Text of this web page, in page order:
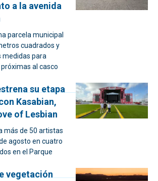
a la avenida
parcela municipal
cuadrados y
para
al casco
su etapa
Kasabian,
of Lesbian
más de 50 artistas
agosto en cuatro
en el Parque
vegetación